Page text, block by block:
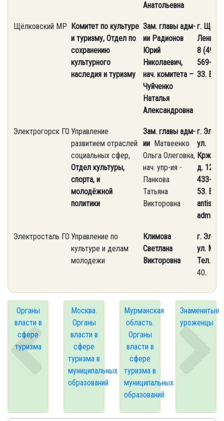
Анатольевна
Щёлковский МР Комитет по культуре
и туризму, Отдел по
сохранению
культурного
наследия и туризму
Зам. главы адм-
ии Радионов
Юрий
Николаевич,
нач. комитета –
Чуйченко
Наталья
Александровна
г.
Ленина,
8 (496)
569-
33. E-
Электрогорск ГО Управление
развитием отраслей
социальных сфер,
Отдел культуры,
спорта, и
молодёжной
политики
Зам. главы адм-
ии Матвеенко
Ольга Олеговна,
нач. упр-ия -
Панкова
Татьяна
Викторовна
г.
ул.
д. 12.
433-77-
53. E-
adm.ru
Электросталь ГО Управление по
культуре и делам
молодежи
Климова
Светлана
Викторовна
г.
ул.
Тел.
40.
Органы
власти в
сфере
туризма
Москва.
Органы
власти в
сфере
туризма в
муниципальных
образований
Мурманская
область.
Органы
власти в
сфере
туризма в
муниципальных
образований
Знаменитые
уроженцы